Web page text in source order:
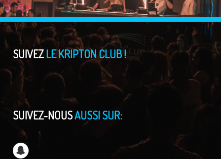
SUIVEZLE KRIPTON CLUB !
SUIVEZ-NOUSAUSSI SUR: